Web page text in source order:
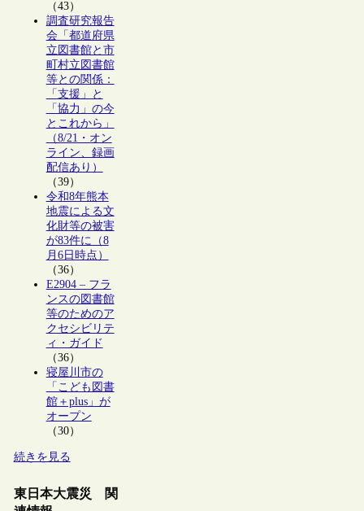
（43）
調査研究報告
会「都道府県
立図書館と市
町村立図書館
等との関係：
「支援」と
「協力」の今
とこれから」
（8/21・オン
ライン、録画
配信あり）
（39）
令和8年熊本
地震による文
化財等の被害
が83件に（8
月6日時点）
（36）
E2904 – フラ
ンスの図書館
等のためのア
クセシビリテ
ィ・ガイド
（36）
寝屋川市の
「こども図書
館＋plus」が
オープン
（30）
続きを見る
東日本大震災 関